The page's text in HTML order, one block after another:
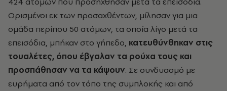
Ορισμένοι εκ των προσαχθέντων, μίλησαν για μια
ομάδα περίπου 50 ατόμων, τα οποία λίγο μετά τα
επεισόδια, μπήκαν στο γήπεδο, κατευθύνθηκαν στις
τουαλέτες, όπου έβγαλαν τα ρούχα τους και
προσπάθησαν να τα κάψουν. Σε συνδυασμό με
ευρήματα από τον τόπο της συμπλοκής και από